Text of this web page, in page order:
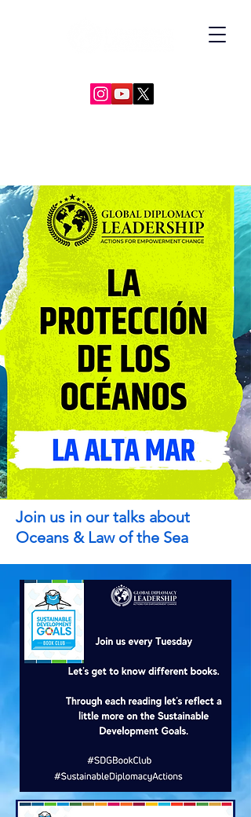
Join us in our talks about
Oceans & Law of the Sea